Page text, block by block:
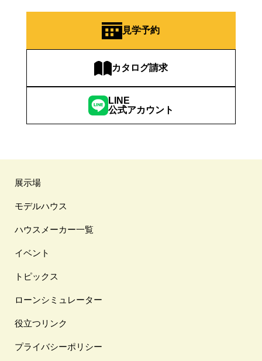
見学予約
カタログ請求
LINE
公式アカウント
展示場
モデルハウス
ハウスメーカー一覧
イベント
トピックス
ローンシミュレーター
役立つリンク
プライバシーポリシー